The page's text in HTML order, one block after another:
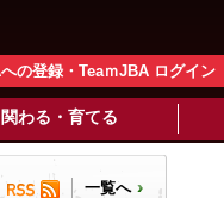
の登録・TeaｍJBA ログイン
関わる・育てる
一覧へ